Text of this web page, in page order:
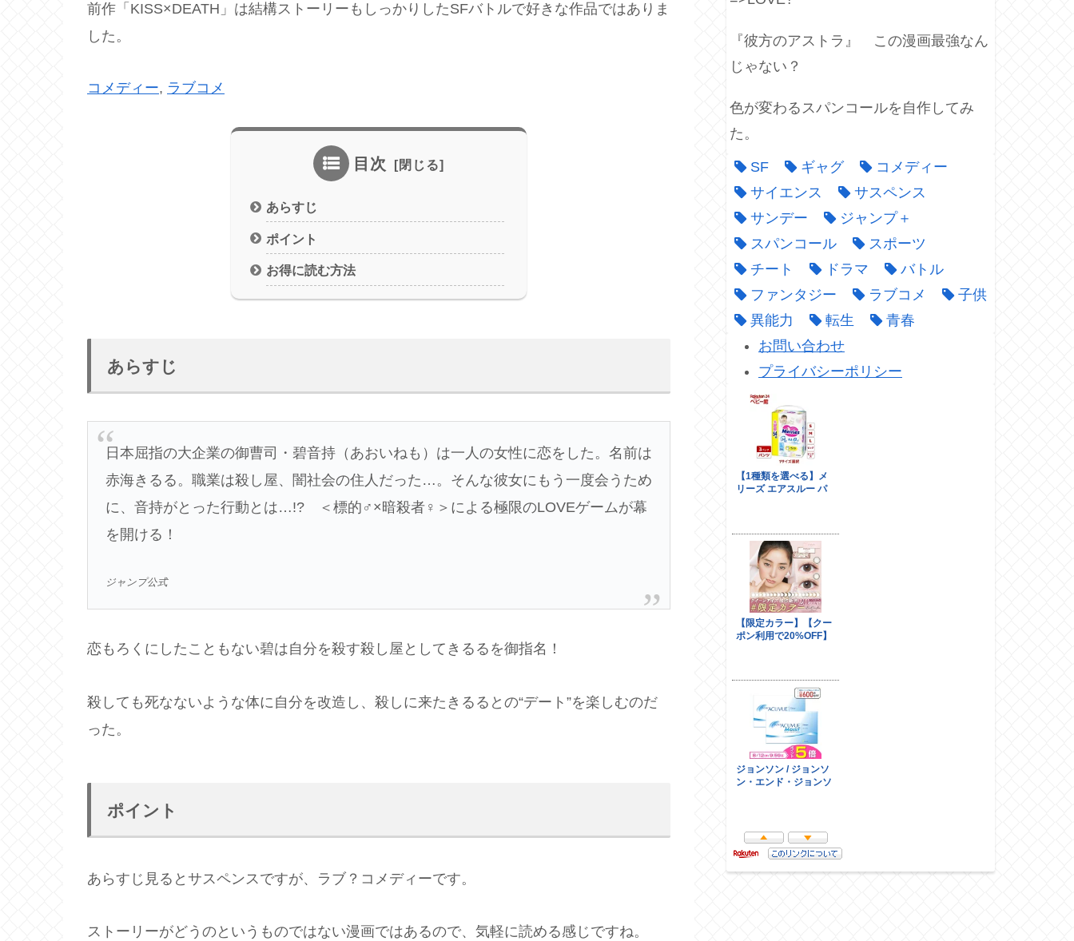
前作「KISS×DEATH」は結構ストーリーもしっかりしたSFバトルで好きな作品ではありま
した。
コメディー, ラブコメ
目次
あらすじ
ポイント
お得に読む方法
あらすじ
日本屈指の大企業の御曹司・碧音持（あおいねも）は一人の女性に恋をした。名前は
赤海きるる。職業は殺し屋、闇社会の住人だった…。そんな彼女にもう一度会うため
に、音持がとった行動とは…!? ＜標的♂×暗殺者♀＞による極限のLOVEゲームが幕
を開ける！
ジャンプ公式
恋もろくにしたこともない碧は自分を殺す殺し屋としてきるるを御指名！
殺しても死なないような体に自分を改造し、殺しに来たきるるとの“デート”を楽しむのだ
った。
ポイント
あらすじ見るとサスペンスですが、ラブ？コメディーです。
ストーリーがどうのというものではない漫画ではあるので、気軽に読める感じですね。
『彼方のアストラ』 この漫画最強なん
じゃない？
色が変わるスパンコールを自作してみ
た。
SF ギャグ
コメディー
サイエンス
サスペンス
サンデー
ジャンプ＋
スパンコール
スポーツ
チート
ドラマ
バトル
ファンタジー
ラブコメ
子供
異能力
転生
青春
お問い合わせ
プライバシーポリシー